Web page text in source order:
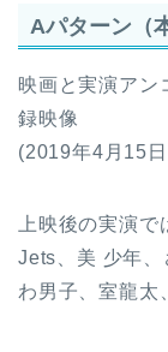
Aパターン（
映画と実演アン
録映像
(2019年4月15
上映後の実演
Jets、美 少年
わ男子、室龍太